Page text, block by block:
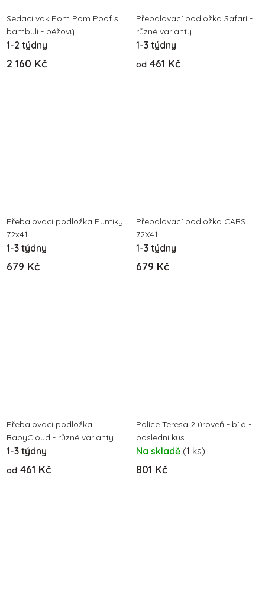
Sedací vak Pom Pom Poof s
bambulí - béžový
1-2 týdny
2 160 Kč
Přebalovací podložka Safari -
různé varianty
1-3 týdny
od 461 Kč
Přebalovací podložka Puntíky
72x41
1-3 týdny
679 Kč
Přebalovací podložka CARS
72X41
1-3 týdny
679 Kč
Přebalovací podložka
BabyCloud - různé varianty
1-3 týdny
od 461 Kč
Police Teresa 2 úroveň - bílá -
poslední kus
Na skladě (1 ks)
801 Kč